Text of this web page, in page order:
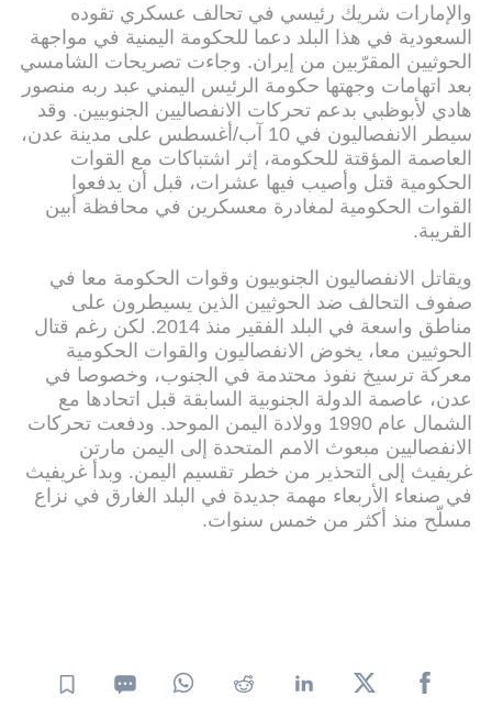
والإمارات شريك رئيسي في تحالف عسكري تقوده
السعودية في هذا البلد دعما للحكومة اليمنية في مواجهة
الحوثيين المقرّبين من إيران. وجاءت تصريحات الشامسي
بعد اتهامات وجهتها حكومة الرئيس اليمني عبد ربه منصور
هادي لأبوظبي بدعم تحركات الانفصاليين الجنوبيين. وقد
سيطر الانفصاليون في 10 آب/أغسطس على مدينة عدن،
العاصمة المؤقتة للحكومة، إثر اشتباكات مع القوات
الحكومية قتل وأصيب فيها عشرات، قبل أن يدفعوا
القوات الحكومية لمغادرة معسكرين في محافظة أبين
القريبة.
ويقاتل الانفصاليون الجنوبيون وقوات الحكومة معا في
صفوف التحالف ضد الحوثيين الذين يسيطرون على
مناطق واسعة في البلد الفقير منذ 2014. لكن رغم قتال
الحوثيين معا، يخوض الانفصاليون والقوات الحكومية
معركة ترسيخ نفوذ محتدمة في الجنوب، وخصوصا في
عدن، عاصمة الدولة الجنوبية السابقة قبل اتحادها مع
الشمال عام 1990 وولادة اليمن الموحد. ودفعت تحركات
الانفصاليين مبعوث الامم المتحدة إلى اليمن مارتن
غريفيث إلى التحذير من خطر تقسيم اليمن. وبدأ غريفيث
في صنعاء الأربعاء مهمة جديدة في البلد الغارق في نزاع
مسلّح منذ أكثر من خمس سنوات.